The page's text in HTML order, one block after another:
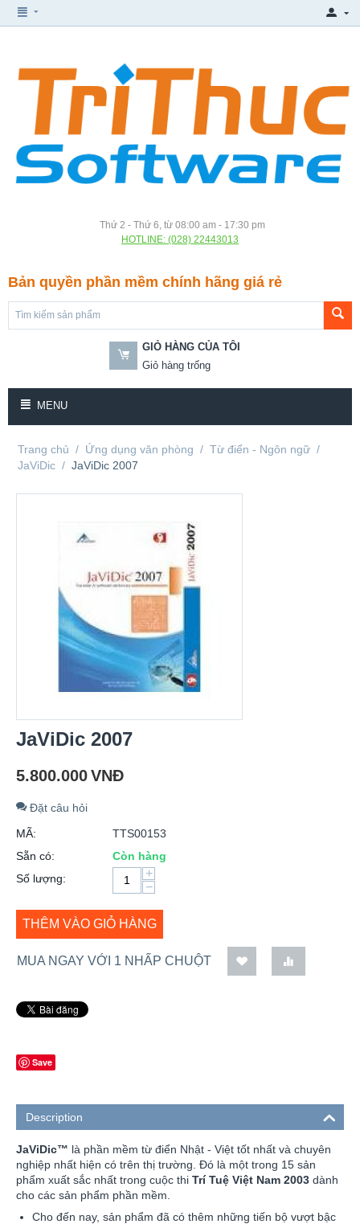
Thứ 2 - Thứ 6, từ 08:00 am - 17:30 pm
HOTLINE: (028) 22443013
Bản quyền phần mềm chính hãng giá rẻ
GIỎ HÀNG CỦA TÔI
Giỏ hàng trống
MENU
Trang chủ / Ứng dụng văn phòng / Từ điển - Ngôn ngữ /
JaViDic / JaViDic 2007
JaViDic 2007
5.800.000VNĐ
Đặt câu hỏi
MÃ:
TTS00153
Sẵn có:
Còn hàng
Số lượng:
+
−
THÊM VÀO GIỎ HÀNG
MUA NGAY VỚI 1 NHẤP CHUỘT
Save
Description
JaViDic™ là phần mềm từ điển Nhật - Việt tốt nhất và chuyên
nghiệp nhất hiện có trên thị trường. Đó là một trong 15 sản
phẩm xuất sắc nhất trong cuộc thi Trí Tuệ Việt Nam 2003 dành
cho các sản phẩm phần mềm.
Cho đến nay, sản phẩm đã có thêm những tiến bộ vượt bậc